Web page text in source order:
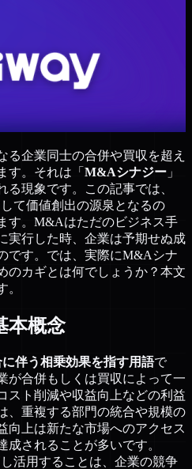
る企業同士の合併や買収を超え
す。それは「 M&Aシナジー 」
る現象です。この記事では、
て価値創出の源泉となるの
す。M&Aはただのビジネス手
実行した時、企業は予期せぬ成
です。では、実際にM&Aシナ
のカギとは何でしょうか？本文
。
本概念
伴う相乗効果を指す用語で
が合併もしくは買収によって一
スト削減や収益向上などの利益
、重複する部門の統合や規模の
向上は新たな市場へのアクセス
されることが多いです。
活用することは、企業の競争